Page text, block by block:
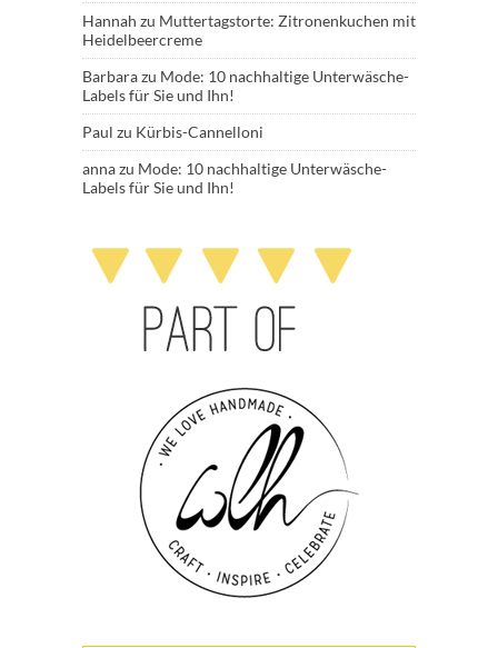
Hannah zu Muttertagstorte: Zitronenkuchen mit
Heidelbeercreme
Barbarazu Mode: 10 nachhaltige Unterwäsche-
Labels für Sie und Ihn!
Paul zu Kürbis-Cannelloni
annazu Mode: 10 nachhaltige Unterwäsche-
Labels für Sie und Ihn!